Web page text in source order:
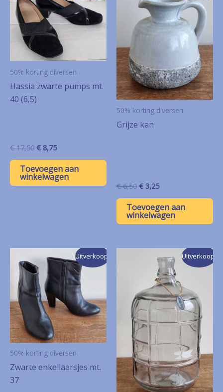
50% korting diversen
Hassia zwarte pumps mt.
40 (6,5)
€17,50 Oorspronkelijke
was:
€ 17,50.
€ 8,75Huidige
is:
€ 8,75.
Toevoegen aan
winkelwagen
50% korting diversen
Grijze kan
€6,50 Oorspronkelijke
was:
€ 6,50.
€ 3,25Huidige
is:
€ 3,25.
Toevoegen aan
winkelwagen
Uitverkoop!
50% korting diversen
Zwarte enkellaarsjes mt.
37
Uitverkoop!